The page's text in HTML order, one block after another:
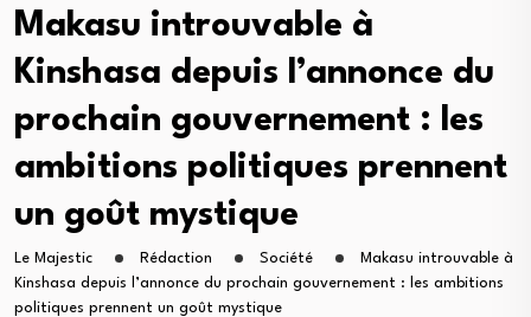
Makasu introuvable à
Kinshasa depuis l’annonce du
prochain gouvernement : les
ambitions politiques prennent
un goût mystique
Le Majestic Rédaction Société
Makasu introuvable à
Kinshasa depuis l’annonce du prochain gouvernement : les ambitions
politiques prennent un goût mystique